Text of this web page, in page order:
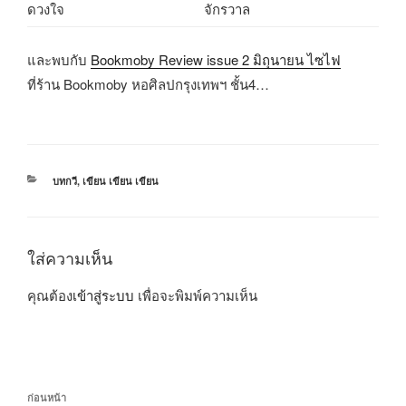
ดวงใจ จักรวาล
และพบกับ Bookmoby Review issue 2 มิถุนายน ไซไฟ
ที่ร้าน Bookmoby หอศิลปกรุงเทพฯ ชั้น4…
หมวด
บทกวี, เขียน เขียน เขียน
ใส่ความเห็น
คุณต้องเข้าสู่ระบบ เพื่อจะพิมพ์ความเห็น
แนะแนว
เรื่อง
ก่อนหน้า